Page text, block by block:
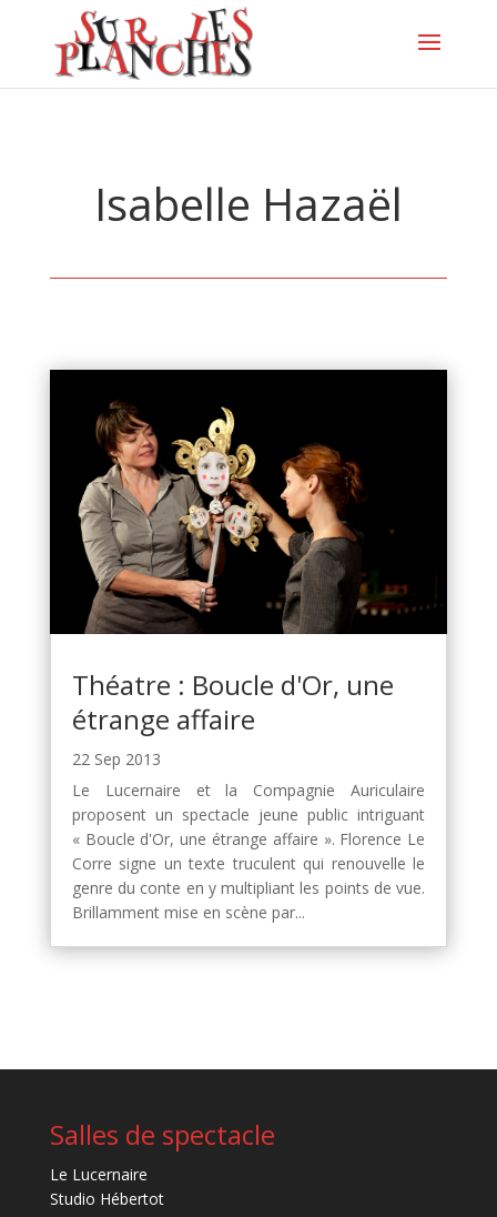
Isabelle Hazaël
Théatre : Boucle d'Or, une
étrange affaire
22 Sep 2013
Le Lucernaire et la Compagnie Auriculaire
proposent un spectacle jeune public intriguant
« Boucle d'Or, une étrange affaire ». Florence Le
Corre signe un texte truculent qui renouvelle le
genre du conte en y multipliant les points de vue.
Brillamment mise en scène par...
Salles de spectacle
Le Lucernaire
Studio Hébertot